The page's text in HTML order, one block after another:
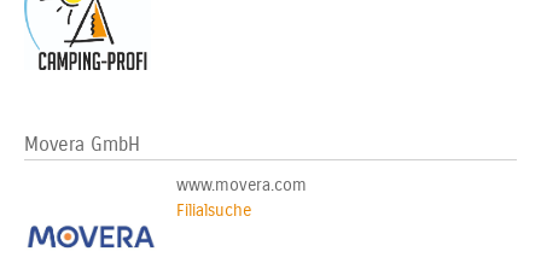
Movera GmbH
www.movera.com
Filialsuche